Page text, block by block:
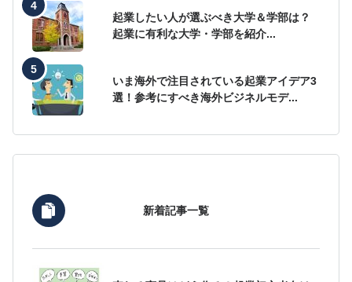
起業したい人が選ぶべき大学＆学部は？
起業に有利な大学・学部を紹介...
いま海外で注目されている起業アイデア3
選！参考にすべき海外ビジネルモデ...
新着記事一覧